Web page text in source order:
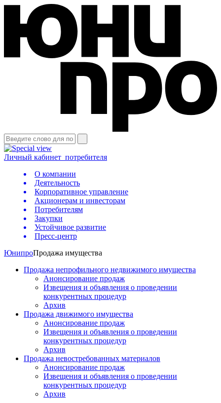
Личный кабинет потребителя
О компании
Деятельность
Корпоративное управление
Акционерам и инвесторам
Потребителям
Закупки
Устойчивое развитие
Пресс-центр
ЮнипроПродажа имущества
Продажа непрофильного недвижимого имущества
Анонсирование продаж
Извещения и объявления о проведении
конкурентных процедур
Архив
Продажа движимого имущества
Анонсирование продаж
Извещения и объявления о проведении
конкурентных процедур
Архив
Продажа невостребованных материалов
Анонсирование продаж
Извещения и объявления о проведении
конкурентных процедур
Архив